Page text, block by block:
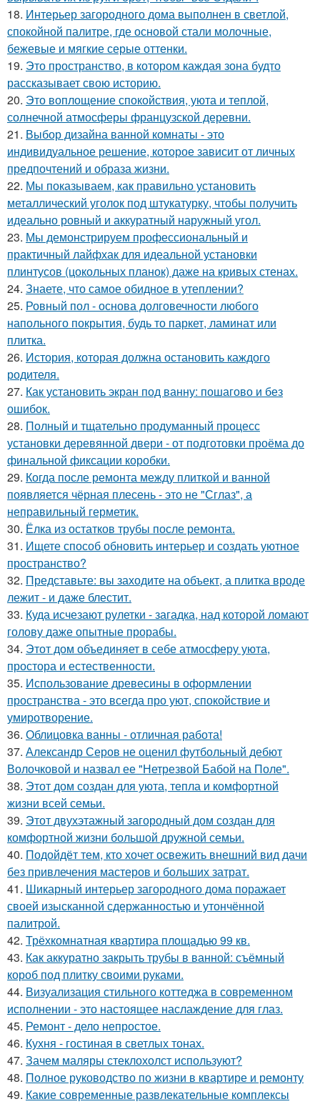
18. Интерьер загородного дома выполнен в светлой,
спокойной палитре, где основой стали молочные,
бежевые и мягкие серые оттенки.
19. Это пространство, в котором каждая зона будто
рассказывает свою историю.
20. Это воплощение спокойствия, уюта и теплой,
солнечной атмосферы французской деревни.
21. Выбор дизайна ванной комнаты - это
индивидуальное решение, которое зависит от личных
предпочтений и образа жизни.
22. Мы показываем, как правильно установить
металлический уголок под штукатурку, чтобы получить
идеально ровный и аккуратный наружный угол.
23. Мы демонстрируем профессиональный и
практичный лайфхак для идеальной установки
плинтусов (цокольных планок) даже на кривых стенах.
24. Знаете, что самое обидное в утеплении?
25. Ровный пол - основа долговечности любого
напольного покрытия, будь то паркет, ламинат или
плитка.
26. История, которая должна остановить каждого
родителя.
27. Как установить экран под ванну: пошагово и без
ошибок.
28. Полный и тщательно продуманный процесс
установки деревянной двери - от подготовки проёма до
финальной фиксации коробки.
29. Когда после ремонта между плиткой и ванной
появляется чёрная плесень - это не "Сглаз", а
неправильный герметик.
30. Ёлка из остатков трубы после ремонта.
31. Ищете способ обновить интерьер и создать уютное
пространство?
32. Представьте: вы заходите на объект, а плитка вроде
лежит - и даже блестит.
33. Куда исчезают рулетки - загадка, над которой ломают
голову даже опытные прорабы.
34. Этот дом объединяет в себе атмосферу уюта,
простора и естественности.
35. Использование древесины в оформлении
пространства - это всегда про уют, спокойствие и
умиротворение.
36. Облицовка ванны - отличная работа!
37. Александр Серов не оценил футбольный дебют
Волочковой и назвал ее "Нетрезвой Бабой на Поле".
38. Этот дом создан для уюта, тепла и комфортной
жизни всей семьи.
39. Этот двухэтажный загородный дом создан для
комфортной жизни большой дружной семьи.
40. Подойдёт тем, кто хочет освежить внешний вид дачи
без привлечения мастеров и больших затрат.
41. Шикарный интерьер загородного дома поражает
своей изысканной сдержанностью и утончённой
палитрой.
42. Трёхкомнатная квартира площадью 99 кв.
43. Как аккуратно закрыть трубы в ванной: съёмный
короб под плитку своими руками.
44. Визуализация стильного коттеджа в современном
исполнении - это настоящее наслаждение для глаз.
45. Ремонт - дело непростое.
46. Кухня - гостиная в светлых тонах.
47. Зачем маляры стеклохолст используют?
48. Полное руководство по жизни в квартире и ремонту
49. Какие современные развлекательные комплексы